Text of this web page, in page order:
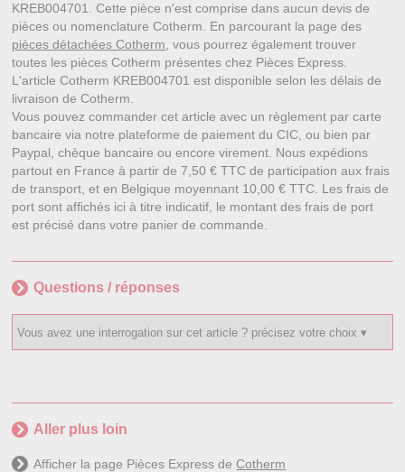
KREB004701. Cette pièce n'est comprise dans aucun devis de
pièces ou nomenclature Cotherm. En parcourant la page des
pièces détachées Cotherm , vous pourrez également trouver
toutes les pièces Cotherm présentes chez Pièces Express.
L'article Cotherm KREB004701 est disponible selon les délais de
livraison de Cotherm.
Vous pouvez commander cet article avec un règlement par carte
bancaire via notre plateforme de paiement du CIC, ou bien par
Paypal, chèque bancaire ou encore virement. Nous expédions
partout en France à partir de 7,50 € TTC de participation aux frais
de transport, et en Belgique moyennant 10,00 € TTC. Les frais de
port sont affichés ici à titre indicatif, le montant des frais de port
est précisé dans votre panier de commande.
Questions / réponses
Aller plus loin
Afficher la page Pièces Express deCotherm